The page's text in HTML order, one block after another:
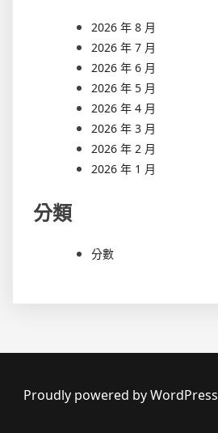
2026 年 8 月
2026 年 7 月
2026 年 6 月
2026 年 5 月
2026 年 4 月
2026 年 3 月
2026 年 2 月
2026 年 1 月
分類
分數
Proudly powered by WordPress